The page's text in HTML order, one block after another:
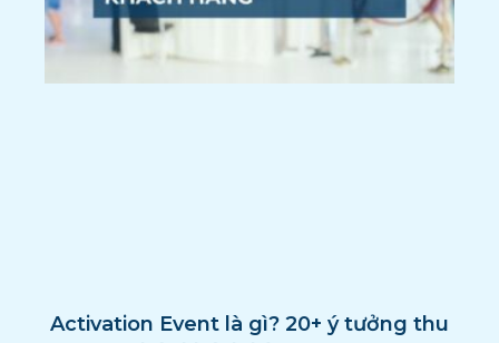
Activation Event là gì? 20+ ý tưởng thu